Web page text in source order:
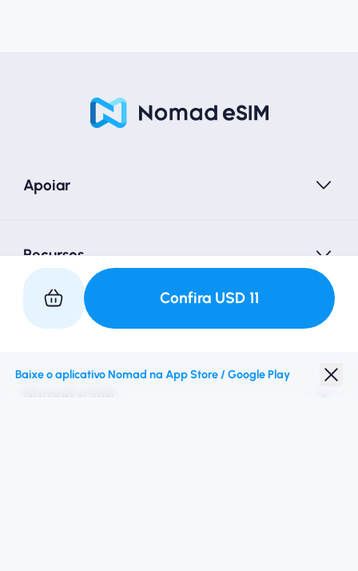
Confira USD11
Apoiar
Recursos
Faça parceria conosco
Baixe o aplicativo Nomad na App Store / Google Play